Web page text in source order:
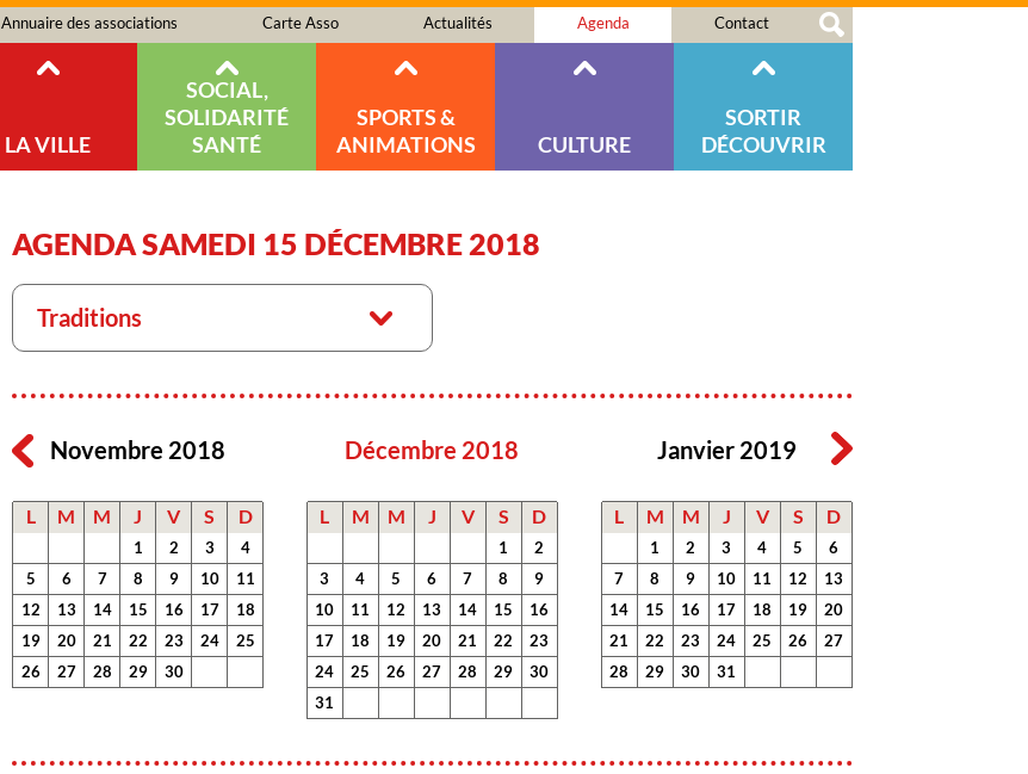
Annuaire des associations Carte Asso Actualités Agenda Contact
LA VILLE
SOCIAL,
SOLIDARITÉ
SANTÉ
SPORTS &
ANIMATIONS
CULTURE
SORTIR
DÉCOUVRIR
AGENDA SAMEDI 15 DÉCEMBRE 2018
Traditions
Novembre 2018
L M M J V S D
1 2 3
4
5
6 7 8 9 10
11
12
13 14 15 16 17
18
19
20 21 22 23 24
25
26
27 28 29 30
Décembre 2018
L M M J V S D
1
2
3
4 5 6 7 8
9
10
11 12 13 14 15
16
17
18 19 20 21 22
23
24
25 26 27 28 29
30
31
Janvier 2019
L M M J V S D
1 2 3 4 5
6
7
8 9 10 11 12
13
14
15 16 17 18 19
20
21
22 23 24 25 26
27
28
29 30 31